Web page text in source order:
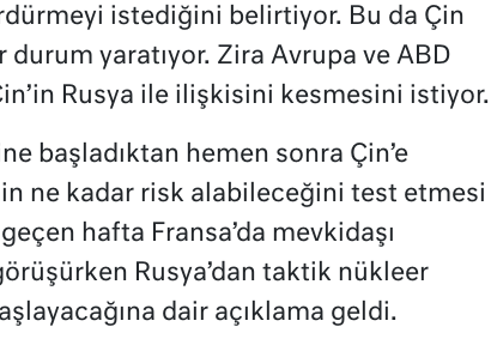
istediğini belirtiyor. Bu da Çin
yaratıyor. Zira Avrupa ve ABD
Rusya ile ilişkisini kesmesini istiyor.
başladıktan hemen sonra Çin’e
ne kadar risk alabileceğini test etmesi
hafta Fransa’da mevkidaşı
Rusya’dan taktik nükleer
dair açıklama geldi.